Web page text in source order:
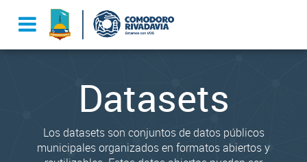
Datasets
Los datasets son conjuntos de datos públicos
municipales organizados en formatos abiertos y